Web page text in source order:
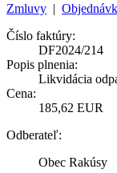
Zmluvy |
Číslo faktúry:
DF2024/214
Popis plnenia:
Likvidácia
Cena:
185,62 EUR
Odberateľ:
Obec Rakúsy